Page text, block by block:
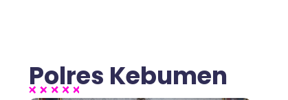
Polres Kebumen